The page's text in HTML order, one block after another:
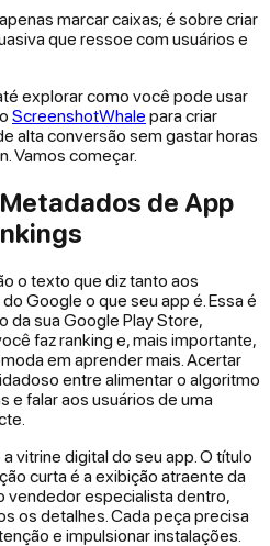
marcar caixas; é sobre criar
que ressoe com usuários e
explorar como você pode usar
ScreenshotWhale para criar
alta conversão sem gastar horas
Vamos começar.
de App
o texto que diz tanto aos
Google o que seu app é. Essa é
da sua Google Play Store,
faz ranking e, mais importante,
em aprender mais. Acertar
entre alimentar o algoritmo
e falar aos usuários de uma
vitrine digital do seu app. O título
curta é a exibição atraente da
vendedor especialista dentro,
os detalhes. Cada peça precisa
e impulsionar instalações.